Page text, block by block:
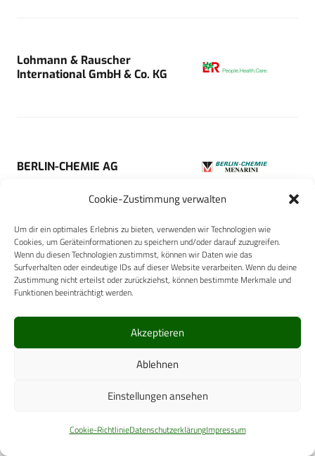
Cookie-Zustimmung verwalten
Um dir ein optimales Erlebnis zu bieten, verwenden wir Technologien wie
Cookies, um Geräteinformationen zu speichern und/oder darauf zuzugreifen.
Wenn du diesen Technologien zustimmst, können wir Daten wie das
Surfverhalten oder eindeutige IDs auf dieser Website verarbeiten. Wenn du deine
Zustimmung nicht erteilst oder zurückziehst, können bestimmte Merkmale und
Funktionen beeinträchtigt werden.
Akzeptieren
Ablehnen
Einstellungen ansehen
Cookie-RichtlinieDatenschutzerklärungImpressum
Lohmann & Rauscher
International GmbH & Co. KG
BERLIN-CHEMIE AG
orangedental GmbH & Co.KG
Carl-Zeiss-Straße 5